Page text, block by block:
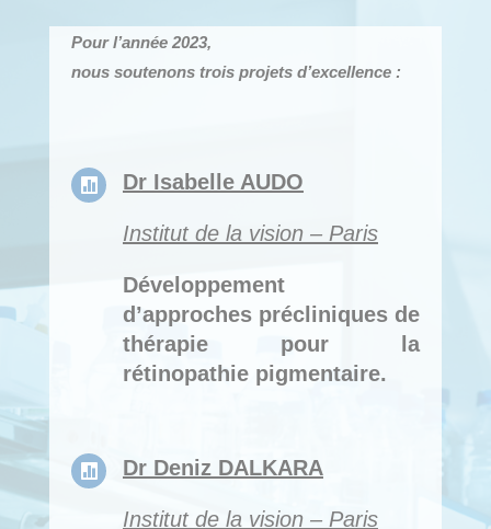
Pour l’année 2023,
nous soutenons trois projets d’excellence :
 Dr Isabelle AUDO
Institut de la vision – Paris
Développement
d’approches précliniques de
thérapie pour la
rétinopathie pigmentaire.
 Dr Deniz DALKARA
Institut de la vision – Paris